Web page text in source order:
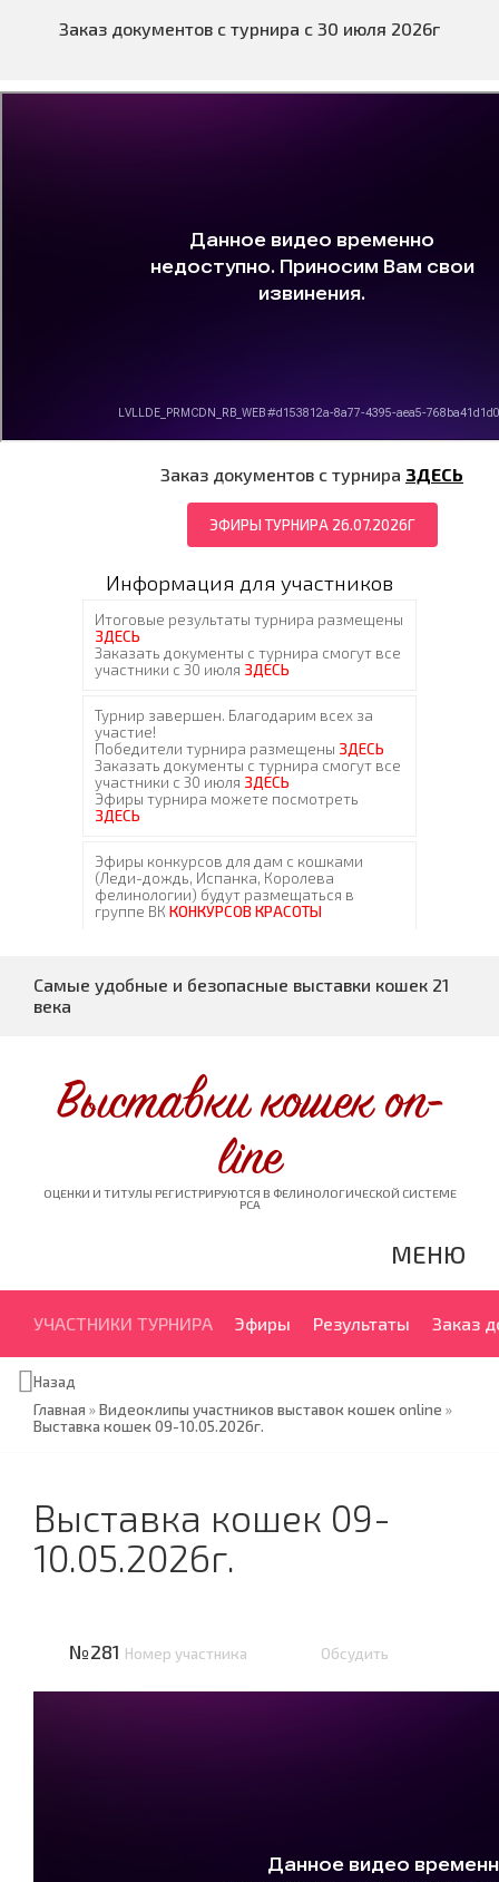
Заказ документов с турнира с 30 июля 2026г
Заказ документов с турнира ЗДЕСЬ
ЭФИРЫ ТУРНИРА 26.07.2026Г
Информация для участников
Самые удобные и безопасные выставки кошек 21
века
Выставки кошек on-
line
ОЦЕНКИ И ТИТУЛЫ РЕГИСТРИРУЮТСЯ В ФЕЛИНОЛОГИЧЕСКОЙ СИСТЕМЕ
PCA
МЕНЮ
УЧАСТНИКИ ТУРНИРА Эфиры Результаты Заказ
Назад
Главная »Видеоклипы участников выставок кошек online »
Выставка кошек 09-10.05.2026г.
Выставка кошек 09-
10.05.2026г.
№281 Номер участника Обсудить